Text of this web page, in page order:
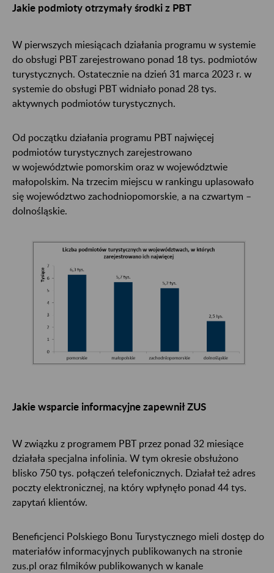
Jakie podmioty otrzymały środki z PBT
W pierwszych miesiącach działania programu w systemie
do obsługi PBT zarejestrowano ponad 18 tys. podmiotów
turystycznych. Ostatecznie na dzień 31 marca 2023 r. w
systemie do obsługi PBT widniało ponad 28 tys.
aktywnych podmiotów turystycznych.
Od początku działania programu PBT najwięcej
podmiotów turystycznych zarejestrowano
w województwie pomorskim oraz w województwie
małopolskim. Na trzecim miejscu w rankingu uplasowało
się województwo zachodniopomorskie, a na czwartym –
dolnośląskie.
Jakie wsparcie informacyjne zapewnił ZUS
W związku z programem PBT przez ponad 32 miesiące
działała specjalna infolinia. W tym okresie obsłużono
blisko 750 tys. połączeń telefonicznych. Działał też adres
poczty elektronicznej, na który wpłynęło ponad 44 tys.
zapytań klientów.
Beneficjenci Polskiego Bonu Turystycznego mieli dostęp do
materiałów informacyjnych publikowanych na stronie
zus.pl oraz filmików publikowanych w kanale